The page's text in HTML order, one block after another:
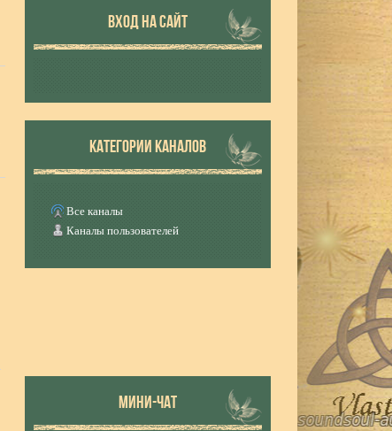
ВХОД НА САЙТ
КАТЕГОРИИ КАНАЛОВ
Все каналы
Каналы пользователей
МИНИ-ЧАТ